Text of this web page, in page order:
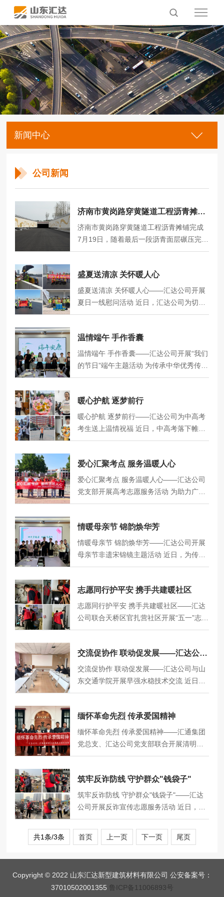
新闻中心
公司新闻
济南市黄岗路穿黄隧道工程沥青摊铺完成
济南市黄岗路穿黄隧道工程沥青摊铺完成
7月19日，随着最后一段沥青面层碾压完
成，济南市黄岗路穿黄隧道工程路面沥青
幕，标志着工程全面进入机电安装、内饰
装修精细化收尾阶段，向着通车目标全力
冲刺。黄岗路穿黄隧道工程全长约5755
线路向南衔接济南主城区黄岗路，向北依
两岸大堤、鹊山水库沉砂池，终点接入黄
河北岸G309互通立交，串联济南主城区与
盛夏送清凉 关怀暖人心
盛夏送清凉 关怀暖人心——汇达公司开展
夏日一线慰问活动 近日，汇达公司为切实
做好高温天气劳动保护工作，组织开展夏
场站，为奋战在高温一线的全体职工送去
清凉物资与诚挚问候。同时，组织青年突
击队投身高温保生产、安全护一线专项工
需求，公司精心筹备、贴心配齐各类防暑
矿泉水、新鲜西瓜、藿香正气水等防暑物
资。每一份物资都承载着公司的牵挂与心
温情端午 手作香囊
温情端午 手作香囊——汇达公司开展“我们
的节日”端午主题活动 为传承中华优秀传统
文化，丰富员工精神文化生活，营造温馨
来临之际，汇达公司在公司基地二楼开
展“温情端午 手作香囊”主题手工活动，让
员工在佳节时感受传统民俗魅力，共度浓
顺遂的美好寓意。活动伊始，工作人员向
料功效等相关知识。从艾草、丁香、藿香
等传统端午香料的作用，到香囊填料、收
暖心护航 逐梦前行
暖心护航 逐梦前行——汇达公司为中高考
考生送上温情祝福 近日，中高考落下帷
幕，汇达公司为致敬逐梦学子、暖心关怀
有中高考考生的职工送上鲜花与祝福，以
温情祝福护航学子逐梦之路。十年寒窗磨
一剑，今朝试锋绽光芒。中高考是学子人
家庭，两个中考家庭。鲜花盛放，承载满
后第一时间公司为每位家庭送上鲜花、蛋
糕和对学子真挚的祝福。收到慰问礼品的
爱心汇聚考点 服务温暖人心
爱心汇聚考点 服务温暖人心——汇达公司
党支部开展高考志愿服务活动 为助力广大
考生从容赴考、圆梦青春，汇达公司党支
高考考点开展爱心助考志愿服务活动，用
温情服务为莘莘学子的追梦之路保驾护
航。活动现场，身着志愿服装的志愿者们
生，志愿者们主动送上饮用水、备用文
态，并轻声送上“高考加油”“金榜题名”的美
好祝福，缓解考生的紧张情绪。针对在考
情暖母亲节 锦韵焕华芳
情暖母亲节 锦韵焕华芳——汇达公司开展
母亲节非遗宋锦镜主题活动 近日，为传承
中华优秀非遗文化，弘扬孝亲感恩的传统
在基地二楼会议室，精举办“情暖母亲节 锦
韵焕华芳”主题活动，以匠心手作传递浓浓
温情，用非遗雅韵致敬伟大母爱。宋锦作
化底蕴。此次将非遗宋锦与镜子相结合，
让每一把镜子都成为独一无二的感恩信
物。活动正式开始后，职工们满怀期待地
志愿同行护平安 携手共建暖社区
志愿同行护平安 携手共建暖社区——汇达
公司联合天桥区官扎营社区开展“五一”志愿
服务活动 为保障社区居民度过一个安全、
与天桥区官扎营社区居委会联合开展了志
愿服务活动，用志愿微光汇聚社区大爱，
用实际行动筑牢安全防线。本次志愿服务
哨兵”。志愿者们深入居民小区楼道、消防
导，杜绝电动车“进楼入户”带来的消防安全
隐患；同时对楼道内堆积的杂物、纸箱、
交流促协作 联动促发展——汇达公司与山东交通学院开展早强水稳技术交流
交流促协作 联动促发展——汇达公司与山
东交通学院开展早强水稳技术交流 近日，
汇达公司技术团队赴山东交通学院，围绕
习。双方聚焦水泥特性改良与水泥稳定碎
石早强剂研发等关键技术领域，展开深入
技术交流。交流期间，交通学院专家系统
员重点学习了有机早强剂的应用机理及其
于各自在水泥早强剂领域的技术积累，共
同探讨了适用于水泥稳定碎石基层的复合
缅怀革命先烈 传承爱国精神
缅怀革命先烈 传承爱国精神——汇通集团
党总支、汇达公司党支部联合开展清明节
主题党日活动 4月1日，在清明节来临之
合组织党员干部、职工代表走进蔡公时纪
念馆，开展“缅怀革命先烈，传承爱国精
神”清明节主题党日活动。通过实地瞻仰、
的蔡公时烈士及全体遇难同胞，接受深刻
的爱国主义教育和党性洗礼。活动现场，
和最深切的哀思。在纪念馆内，大家跟随
讲解员的引导，通过历史照片、…
筑牢反诈防线 守护群众"钱袋子"
筑牢反诈防线 守护群众"钱袋子"——汇达
公司开展反诈宣传志愿服务活动 近日，汇
达公司为切实增强群众防范电信网络诈骗
意识，守护人民群众财产安全，组织开展
反诈宣传志愿服务活动，组织青年志愿者
穿红马甲，手持精心印制的反诈宣传单，
来到商圈、广场等人流密集区域，向过往
共1条/3条 首页 上一页 下一页 尾页
Copyright © 2022 山东汇达新型建筑材料有限公司 公安备案号：
37010502001355 鲁ICP备11006893号